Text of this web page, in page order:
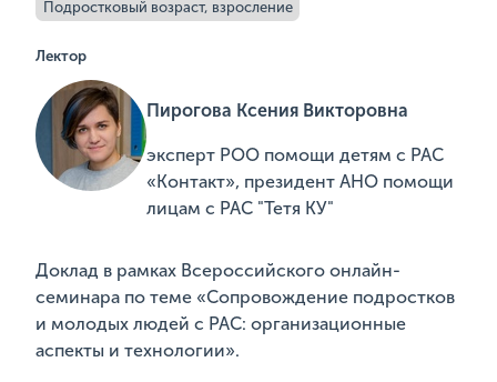
Подростковый возраст, взросление
Лектор
Пирогова Ксения Викторовна
эксперт РОО помощи детям с РАС
«Контакт», президент АНО помощи
лицам с РАС "Тетя КУ"
Доклад в рамках Всероссийского онлайн-
семинара по теме «Сопровождение подростков
и молодых людей с РАС: организационные
аспекты и технологии».